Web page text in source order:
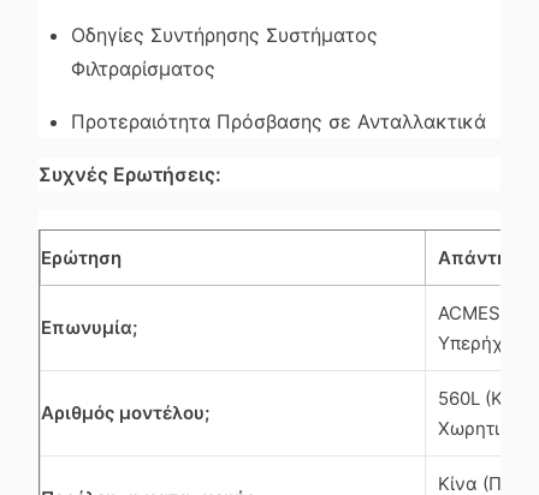
Οδηγίες Συντήρησης Συστήματος
Φιλτραρίσματος
Προτεραιότητα Πρόσβασης σε Ανταλλακτικά
Συχνές Ερωτήσεις:
Ερώτηση Απάντηση
Επωνυμία;
Υπερήχων)
Αριθμός μοντέλου;
560L
Κίνα